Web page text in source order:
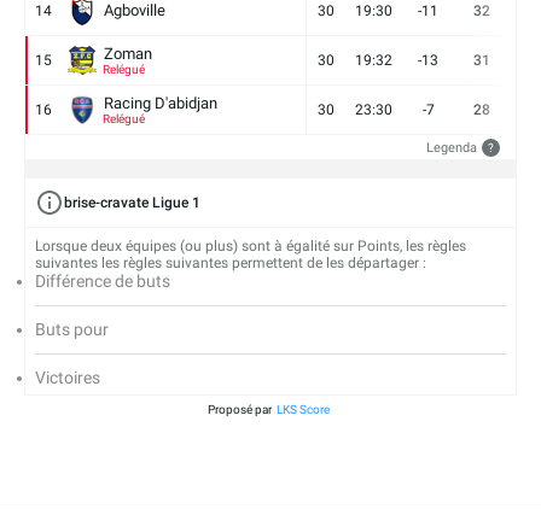
14 Agboville 30 19:30 -11 32
15 Zoman
Relégué
30 19:32 -13 31
16 Racing D'abidjan
Relégué
30 23:30 -7 28
Legenda ?
brise-cravate Ligue 1
Lorsque deux équipes (ou plus) sont à égalité sur Points, les règles
suivantes les règles suivantes permettent de les départager :
Différence de buts
Buts pour
Victoires
Proposé par LKS Score